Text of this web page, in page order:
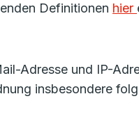
Definitionen hier
Adresse und IP-
insbesondere